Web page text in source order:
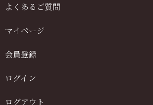
よくあるご質問
マイページ
会員登録
ログイン
ログアウト